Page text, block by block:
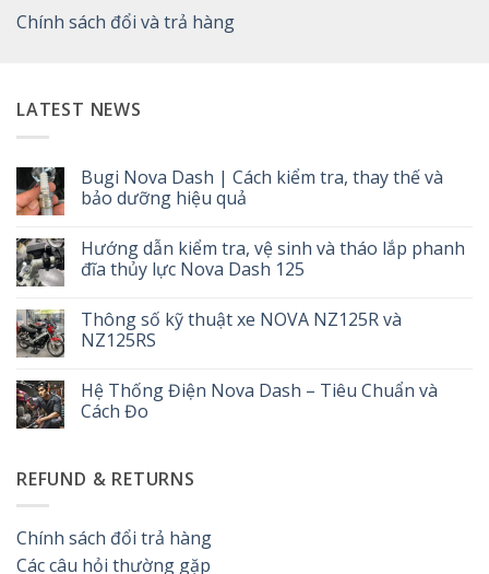
Chính sách đổi và trả hàng
LATEST NEWS
Bugi Nova Dash | Cách kiểm tra, thay thế và
bảo dưỡng hiệu quả
bình
luận
ở
Dash
|
Cách
thay
thế
và
quả
Hướng dẫn kiểm tra, vệ sinh và tháo lắp phanh
đĩa thủy lực Nova Dash 125
bình
luận
ở
kiểm
tra,
vệ
lắp
phanh
lực
Nova
Dash
Thông số kỹ thuật xe NOVA NZ125R và
NZ125RS
bình
luận
ở
thuật
xe
và
NZ125RS
Hệ Thống Điện Nova Dash – Tiêu Chuẩn và
Cách Đo
luận
ở
Điện
Nova
Dash
REFUND & RETURNS
Chính sách đổi trả hàng
Các câu hỏi thường gặp